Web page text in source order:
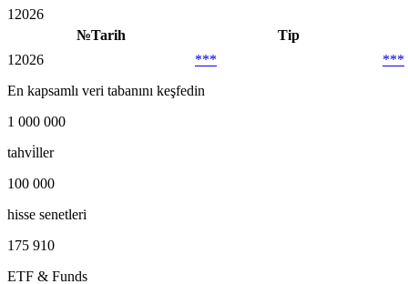
1 2026
№Tarih
Tip
1 2026 ***
***
En kapsamlı veri tabanını keşfedin
1 000 000
tahvi̇ller
100 000
hisse senetleri
175 910
ETF & Funds